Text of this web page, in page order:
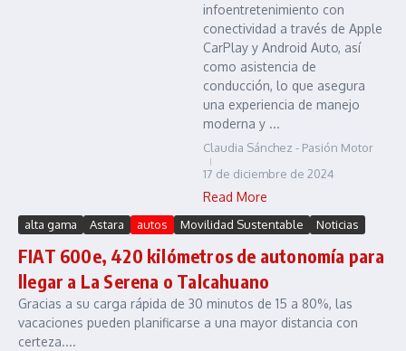
infoentretenimiento con
conectividad a través de Apple
CarPlay y Android Auto, así
como asistencia de
conducción, lo que asegura
una experiencia de manejo
moderna y ...
Claudia Sánchez - Pasión Motor
17 de diciembre de 2024
Read More
alta gama Astara autos Movilidad Sustentable Noticias
FIAT 600e, 420 kilómetros de autonomía para
llegar a La Serena o Talcahuano
Gracias a su carga rápida de 30 minutos de 15 a 80%, las
vacaciones pueden planificarse a una mayor distancia con
certeza....